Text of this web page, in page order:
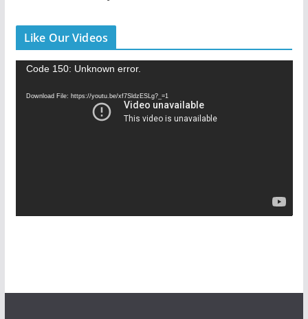
Like Our Videos
Code 150: Unknown error.
Download File: https://youtu.be/xf7SldzESLg?_=1